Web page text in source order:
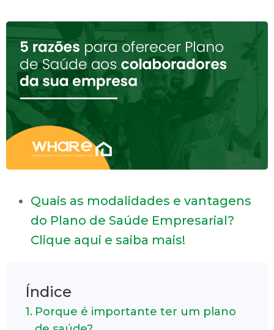
Quais as modalidades e vantagens
do Plano de Saúde Empresarial?
Clique aqui e saiba mais!
Índice
Porque é importante ter um plano